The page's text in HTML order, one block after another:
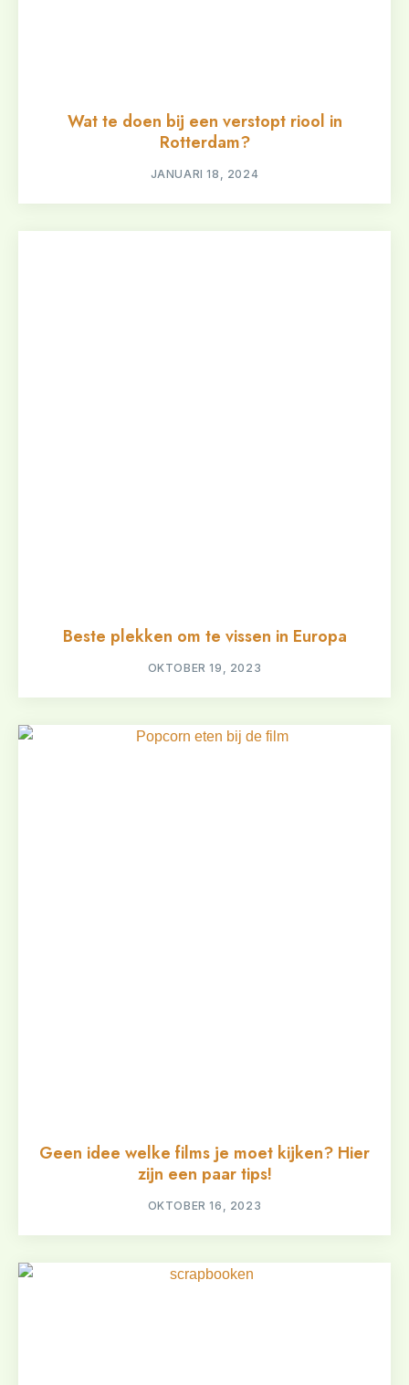
Wat te doen bij een verstopt riool in
Rotterdam?
JANUARI 18, 2024
Beste plekken om te vissen in Europa
OKTOBER 19, 2023
Geen idee welke films je moet kijken? Hier
zijn een paar tips!
OKTOBER 16, 2023